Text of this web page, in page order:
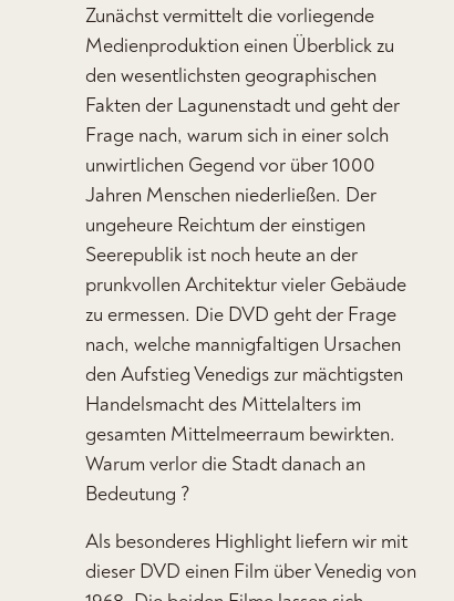
Zunächst vermittelt die vorliegende
Medienproduktion einen Überblick zu
den wesentlichsten geographischen
Fakten der Lagunenstadt und geht der
Frage nach, warum sich in einer solch
unwirtlichen Gegend vor über 1000
Jahren Menschen niederließen. Der
ungeheure Reichtum der einstigen
Seerepublik ist noch heute an der
prunkvollen Architektur vieler Gebäude
zu ermessen. Die DVD geht der Frage
nach, welche mannigfaltigen Ursachen
den Aufstieg Venedigs zur mächtigsten
Handelsmacht des Mittelalters im
gesamten Mittelmeerraum bewirkten.
Warum verlor die Stadt danach an
Bedeutung ?
Als besonderes Highlight liefern wir mit
dieser DVD einen Film über Venedig von